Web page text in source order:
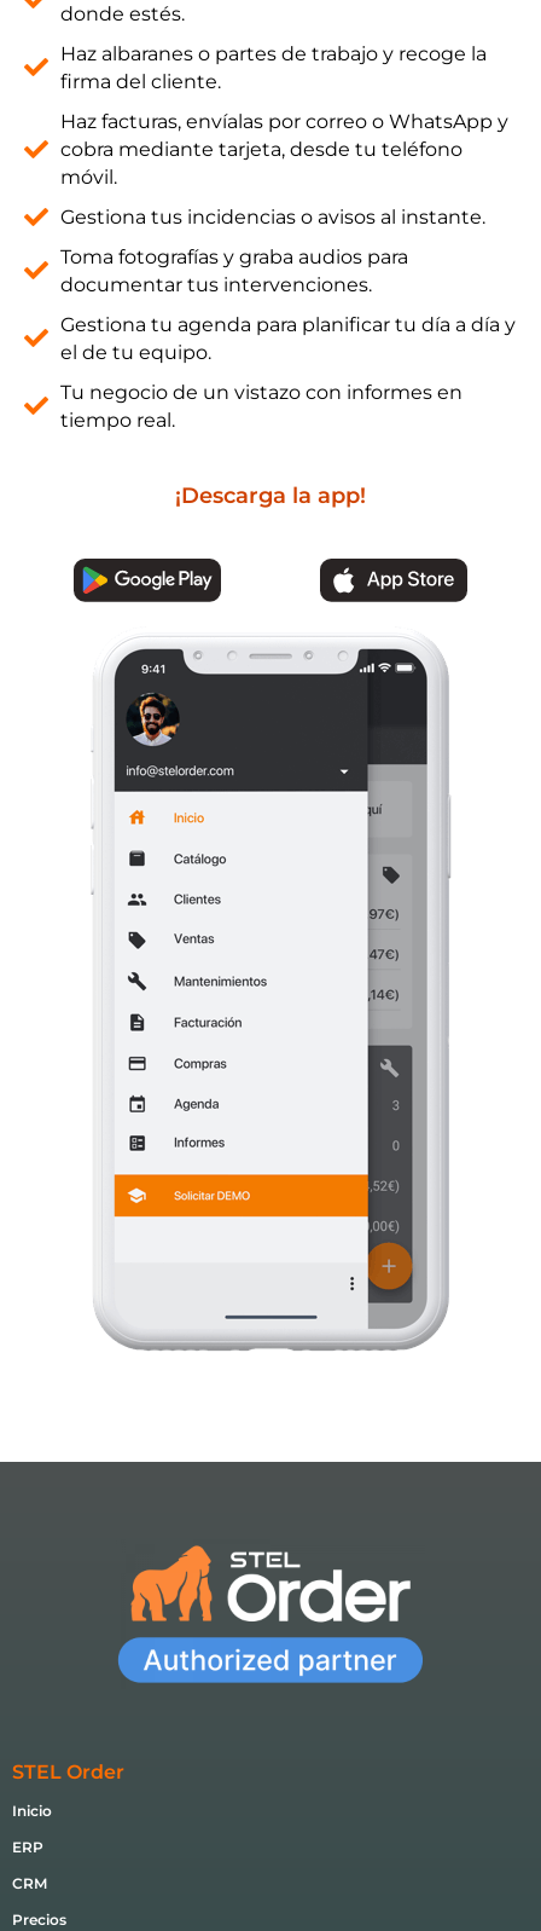
donde estés.
Haz albaranes o partes de trabajo y recoge la
firma del cliente.
Haz facturas, envíalas por correo o WhatsApp y
cobra mediante tarjeta, desde tu teléfono
móvil.
Gestiona tus incidencias o avisos al instante.
Toma fotografías y graba audios para
documentar tus intervenciones.
Gestiona tu agenda para planificar tu día a día y
el de tu equipo.
Tu negocio de un vistazo con informes en
tiempo real.
¡Descarga la app!
STEL Order
Inicio
ERP
CRM
Precios